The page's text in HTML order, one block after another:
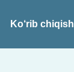
Ko‘rib chiqish